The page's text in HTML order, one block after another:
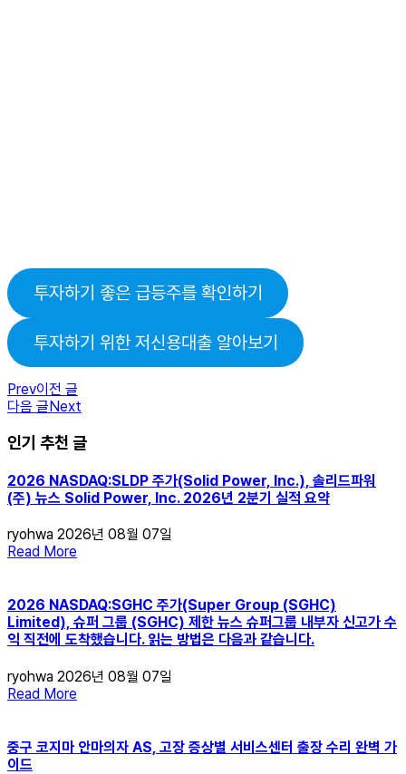
투자하기 좋은 급등주를 확인하기
투자하기 위한 저신용대출 알아보기
Prev이전 글
다음 글Next
인기 추천 글
2026 NASDAQ:SLDP 주가(Solid Power, Inc.), 솔리드파워
(주) 뉴스 Solid Power, Inc. 2026년 2분기 실적 요약
ryohwa 2026년 08월 07일
Read More
2026 NASDAQ:SGHC 주가(Super Group (SGHC)
Limited), 슈퍼 그룹 (SGHC) 제한 뉴스 슈퍼그룹 내부자 신고가 수
익 직전에 도착했습니다. 읽는 방법은 다음과 같습니다.
ryohwa 2026년 08월 07일
Read More
중구 코지마 안마의자 AS, 고장 증상별 서비스센터 출장 수리 완벽 가
이드